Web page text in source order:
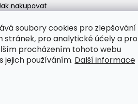
soubory cookies pro zlepšování
stránek, pro analytické účely a pro
procházením tohoto webu
jejich používáním. Další informace
nakupovat
Info k nákupu & reklamační řád